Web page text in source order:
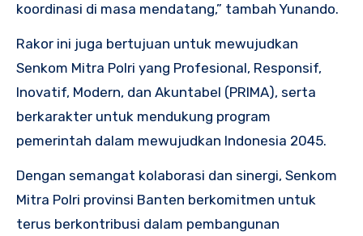
koordinasi di masa mendatang,” tambah Yunando.
Rakor ini juga bertujuan untuk mewujudkan
Senkom Mitra Polri yang Profesional, Responsif,
Inovatif, Modern, dan Akuntabel (PRIMA), serta
berkarakter untuk mendukung program
pemerintah dalam mewujudkan Indonesia 2045.
Dengan semangat kolaborasi dan sinergi, Senkom
Mitra Polri provinsi Banten berkomitmen untuk
terus berkontribusi dalam pembangunan